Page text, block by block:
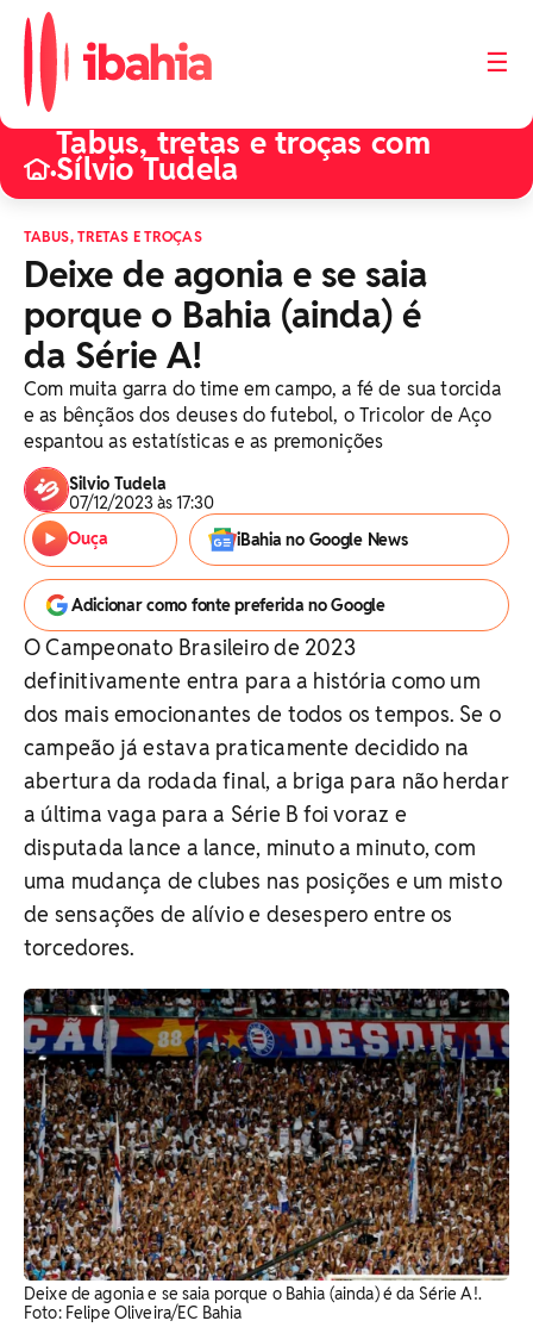
☰
•
Tabus, tretas e troças com
Sílvio Tudela
TABUS, TRETAS E TROÇAS
Deixe de agonia e se saia
porque o Bahia (ainda) é
da Série A!
Com muita garra do time em campo, a fé de sua torcida
e as bênçãos dos deuses do futebol, o Tricolor de Aço
espantou as estatísticas e as premonições
Silvio Tudela
07/12/2023 às 17:30
Ouça
iBahia no Google News
Adicionar como fonte preferida no Google
O Campeonato Brasileiro de 2023
definitivamente entra para a história como um
dos mais emocionantes de todos os tempos. Se o
campeão já estava praticamente decidido na
abertura da rodada final, a briga para não herdar
a última vaga para a Série B foi voraz e
disputada lance a lance, minuto a minuto, com
uma mudança de clubes nas posições e um misto
de sensações de alívio e desespero entre os
torcedores.
Deixe de agonia e se saia porque o Bahia (ainda) é da Série A!.
Foto: Felipe Oliveira/EC Bahia